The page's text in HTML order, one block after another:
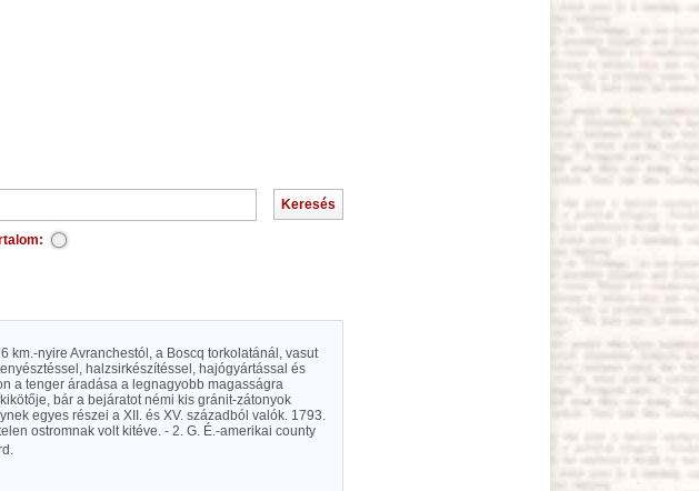
km.-nyire Avranchestól, a Boscq torkolatánál, vasut
halzsirkészítéssel, hajógyártással és
a tenger áradása a legnagyobb magasságra
bár a bejáratot némi kis gránit-zátonyok
egyes részei a XII. és XV. századból valók. 1793.
ostromnak volt kitéve. - 2. G. É.-amerikai county